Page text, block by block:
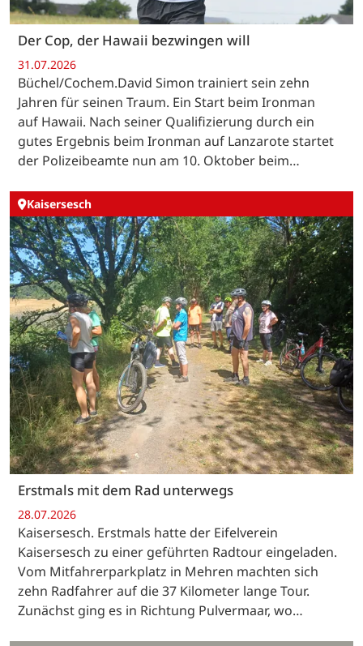
Der Cop, der Hawaii bezwingen will
31.07.2026
Büchel/Cochem.David Simon trainiert sein zehn
Jahren für seinen Traum. Ein Start beim Ironman
auf Hawaii. Nach seiner Qualifizierung durch ein
gutes Ergebnis beim Ironman auf Lanzarote startet
der Polizeibeamte nun am 10. Oktober beim…
Kaisersesch
Erstmals mit dem Rad unterwegs
28.07.2026
Kaisersesch. Erstmals hatte der Eifelverein
Kaisersesch zu einer geführten Radtour eingeladen.
Vom Mitfahrerparkplatz in Mehren machten sich
zehn Radfahrer auf die 37 Kilometer lange Tour.
Zunächst ging es in Richtung Pulvermaar, wo…